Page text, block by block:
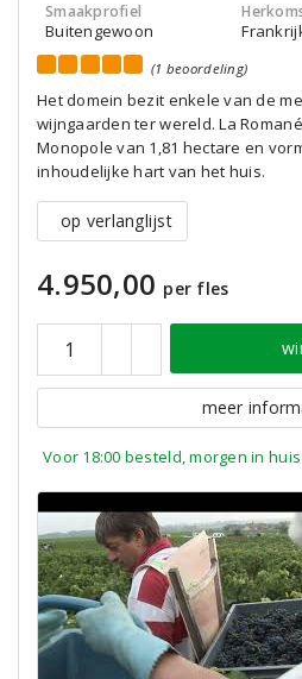
Smaakprofiel
Buitengewoon
(1 beoordeling)
Het domein bezit enkele van de
wijngaarden ter wereld. La
Monopole van 1,81 hectare en
inhoudelijke hart van het huis.
op verlanglijst
4.950,00 per fles
meer
Voor 18:00 besteld, morgen in huis